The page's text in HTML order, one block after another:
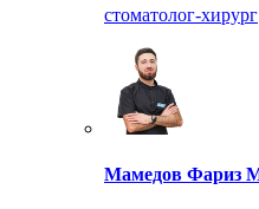
стоматолог-хирург
Мамедов Фариз